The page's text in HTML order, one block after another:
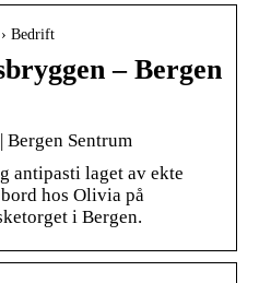
Bedrift
– Bergen
Sentrum
antipasti laget av ekte
hos Olivia på
i Bergen.